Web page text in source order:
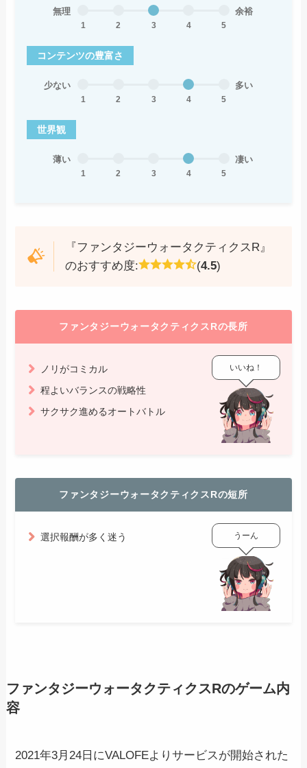
無理
1 2 3 4 5
余裕
コンテンツの豊富さ
少ない
1 2 3 4 5
多い
世界観
薄い
1 2 3 4 5
凄い
『ファンタジーウォータクティクスR』
のおすすめ度:
(4.5)
ファンタジーウォータクティクスRの長所
ノリがコミカル
程よいバランスの戦略性
サクサク進めるオートバトル
いいね！
ファンタジーウォータクティクスRの短所
選択報酬が多く迷う うーん
ファンタジーウォータクティクスRのゲーム内
容
2021年3月24日にVALOFEよりサービスが開始された